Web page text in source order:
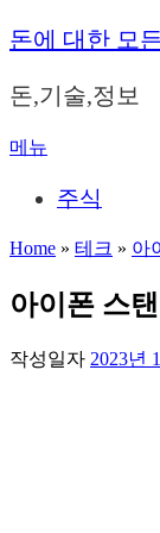
내
으
로
로
돈에 대한 모
돈,기술,정보
메뉴
주식
Home » 테크 » 아
아이폰 스
작성일자 2023년